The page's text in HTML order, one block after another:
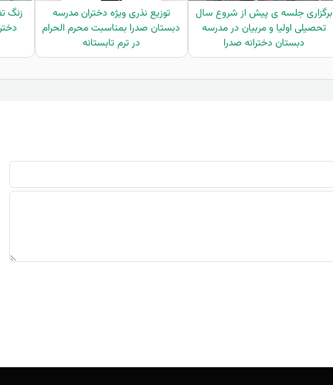
برگزاری جلسه ی پیش از شروع سال
تحصیلی اولیا و مربیان در مدرسه
دبستان دخترانه صدرا
توزیع نذری ویژه دختران مدرسه
دبستان صدرا بمناسبت محرم الحرام
در ترم تابستانه
زنگ